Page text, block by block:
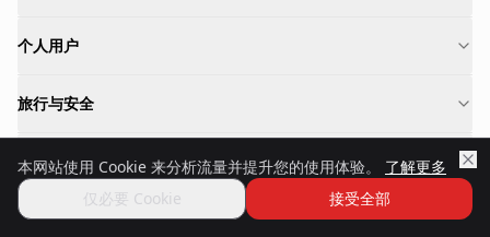
本网站使用 Cookie 来分析流量并提升您的使用体验。
了解更多
仅必要 Cookie
接受全部
个人用户
旅行与安全
专业人士
合作伙伴与社区